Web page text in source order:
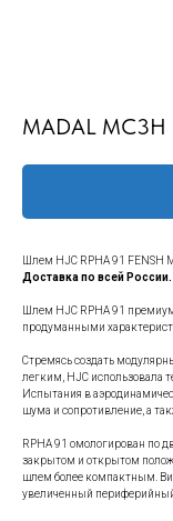
MADAL MC3H
Шлем HJC RPHA 91 FENSH
Доставка по всей России.
Шлем HJC RPHA 91
продуманными
Стремясь создать
легким, HJC использовала
Испытания в
шума и сопротивление, а
RPHA 91 омологирован по
закрытом и открытом
шлем более компактным.
увеличенный